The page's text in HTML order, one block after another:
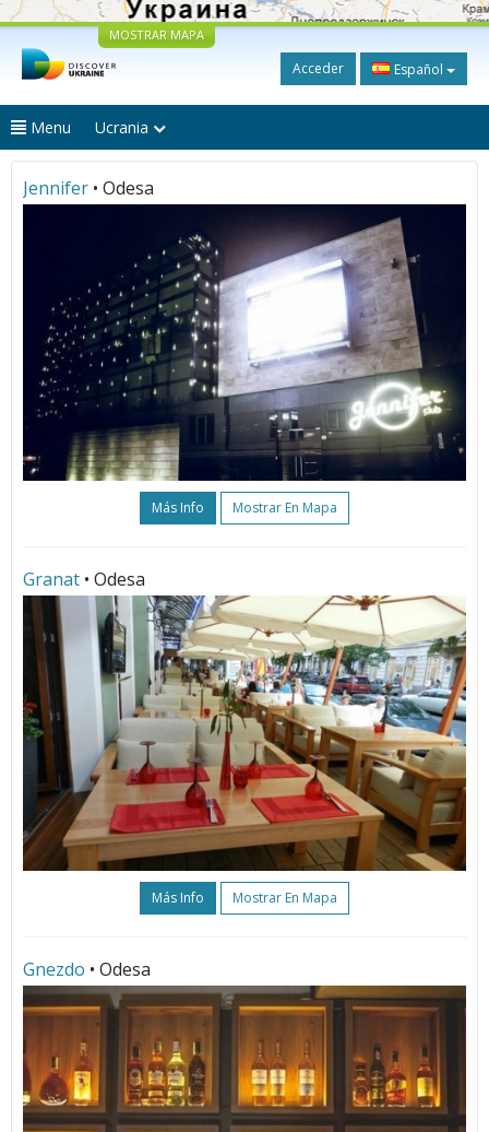
MOSTRAR MAPA
Acceder Español
Menu Ucrania
Jennifer • Odesa
Más Info Mostrar En Mapa
Granat • Odesa
Más Info Mostrar En Mapa
Gnezdo • Odesa